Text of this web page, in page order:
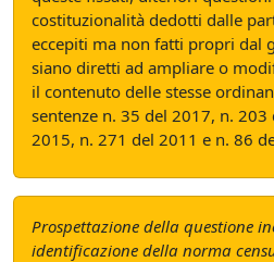
costituzionalità dedotti dalle
eccepiti ma non fatti propri dal
siano diretti ad ampliare o
il contenuto delle stesse
sentenze n. 35 del 2017, n.
2015, n. 271 del 2011 e n. 86
Prospettazione della questione
identificazione della norma